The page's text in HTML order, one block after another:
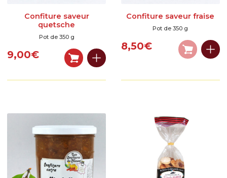
Confiture saveur
quetsche
Pot de 350 g
9,00€
Confiture saveur fraise
Pot de 350 g
8,50€